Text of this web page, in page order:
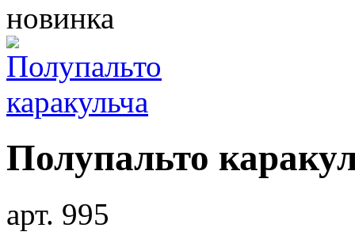
новинка
Полупальто
арт. 995